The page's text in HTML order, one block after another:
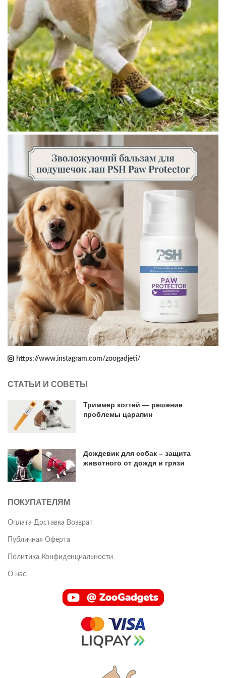
https://www.instagram.com/zoogadjeti/
СТАТЬИ И СОВЕТЫ
Триммер когтей — решение
проблемы царапин
Дождевик для собак – защита
животного от дождя и грязи
ПОКУПАТЕЛЯМ
Оплата Доставка Возврат
Публичная Оферта
Политика Конфиденциальности
О нас